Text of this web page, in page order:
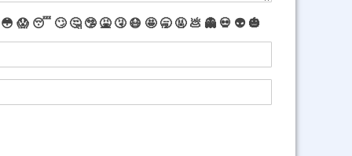
😳 😱 😴 🙄 🤔 🤥 🤮 🤧 😷 🤩 🥱 🤬 💩 👻 💀 👽 🎃